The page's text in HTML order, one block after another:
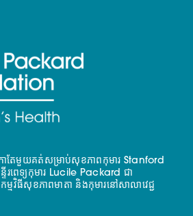
វិកាតែមួយគត់សម្រាប់សុខភាពកុមារ Stanford
ពេទ្យកុមារ Lucile Packard ជា
វិធីសុខភាពមាតា និងកុមារនៅសាលាវេជ្ជ